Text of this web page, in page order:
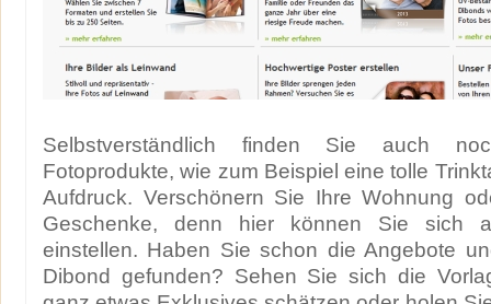
Selbstverständlich finden Sie auch
Fotoprodukte, wie zum Beispiel eine tolle
Aufdruck. Verschönern Sie Ihre Wohnung
Geschenke, denn hier können Sie sich
einstellen. Haben Sie schon die Angebote
Dibond gefunden? Sehen Sie sich die